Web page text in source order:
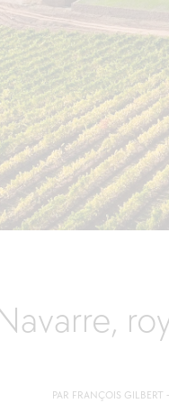
PAR FRANÇOIS